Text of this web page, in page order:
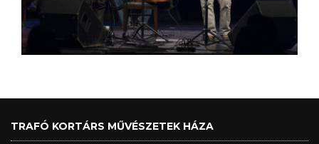
TRAFÓ KORTÁRS MŰVÉSZETEK HÁZA